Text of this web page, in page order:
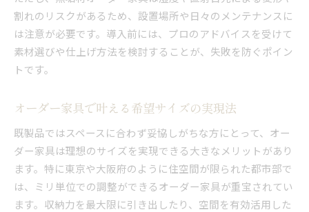
割れのリスクがあるため、設置場所や日々のメンテナンスに
は注意が必要です。導入前には、プロのアドバイスを受けて
素材選びや仕上げ方法を検討することが、失敗を防ぐポイン
トです。
オーダー家具で叶える希望サイズの実現法
既製品ではスペースに合わず妥協しがちな方にとって、オー
ダー家具は理想のサイズを実現できる大きなメリットがあり
ます。特に東京や大阪府のように住空間が限られた都市部で
は、ミリ単位での調整ができるオーダー家具が重宝されてい
ます。収納力を最大限に引き出したり、空間を有効活用した